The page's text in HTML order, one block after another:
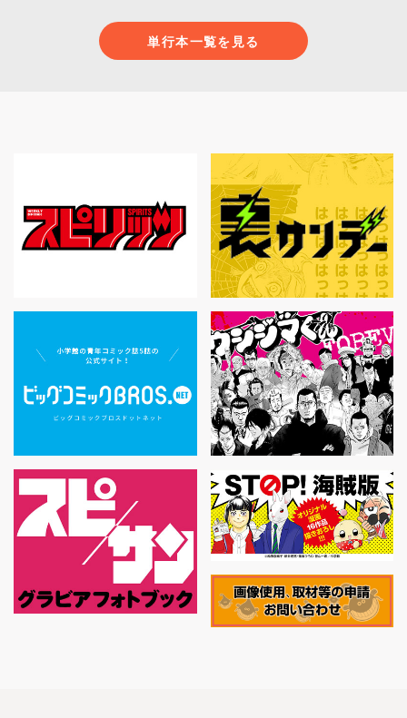
単行本一覧を見る